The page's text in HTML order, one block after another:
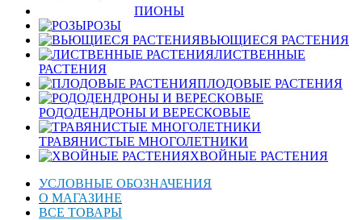
ПИОНЫ
РОЗЫ
ВЬЮЩИЕСЯ РАСТЕНИЯ
ЛИСТВЕННЫЕ
РАСТЕНИЯ
ПЛОДОВЫЕ РАСТЕНИЯ
РОДОДЕНДРОНЫ И ВЕРЕСКОВЫЕ
ТРАВЯНИСТЫЕ МНОГОЛЕТНИКИ
ХВОЙНЫЕ РАСТЕНИЯ
УСЛОВНЫЕ ОБОЗНАЧЕНИЯ
О МАГАЗИНЕ
ВСЕ ТОВАРЫ